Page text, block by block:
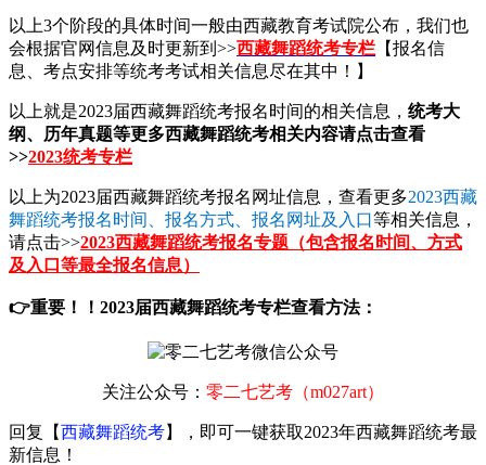
以上3个阶段的具体时间一般由西藏教育考试院公布，我们也
会根据官网信息及时更新到>>西藏舞蹈统考专栏 【报名信
息、考点安排等统考考试相关信息尽在其中！】
以上就是2023届西藏舞蹈统考报名时间的相关信息， 统考大
纲、历年真题等更多西藏舞蹈统考相关内容请点击查看
>>2023统考专栏
以上为2023届西藏舞蹈统考报名网址信息，查看更多2023西藏
舞蹈统考报名时间、报名方式、报名网址及入口等相关信息，
请点击>>2023西藏舞蹈统考报名专题（包含报名时间、方式
及入口等最全报名信息）
👉重要！！2023届西藏舞蹈统考专栏查看方法：
关注公众号： 零二七艺考（m027art）
回复【西藏舞蹈统考】，即可一键获取2023年西藏舞蹈统考最
新信息！